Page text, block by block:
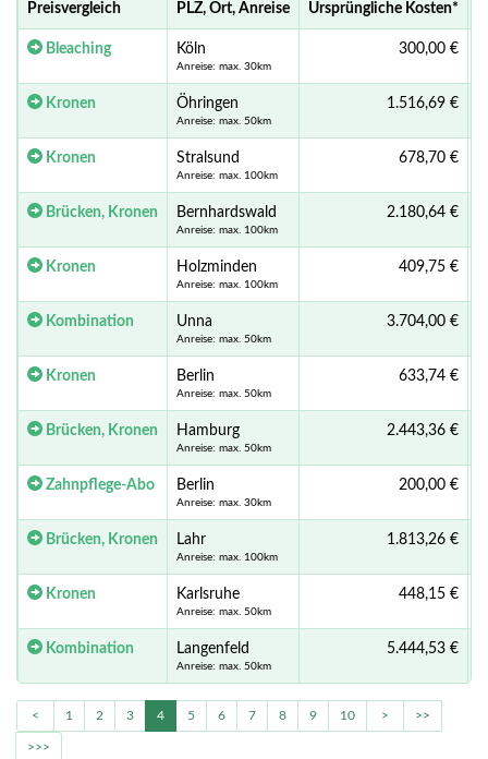
Preisvergleich PLZ, Ort, Anreise Ursprüngliche Kosten*
Bleaching Köln
Anreise: max. 30km
300,00 €
Kronen Öhringen
Anreise: max. 50km
1.516,69 €
Kronen Stralsund
Anreise: max. 100km
678,70 €
Brücken, Kronen Bernhardswald
Anreise: max. 100km
2.180,64 €
Kronen Holzminden
Anreise: max. 100km
409,75 €
Kombination Unna
Anreise: max. 50km
3.704,00 €
Kronen Berlin
Anreise: max. 50km
633,74 €
Brücken, Kronen Hamburg
Anreise: max. 50km
2.443,36 €
Zahnpflege-Abo Berlin
Anreise: max. 30km
200,00 €
Brücken, Kronen Lahr
Anreise: max. 100km
1.813,26 €
Kronen Karlsruhe
Anreise: max. 50km
448,15 €
Kombination Langenfeld
Anreise: max. 50km
5.444,53 €
< 1 2 3 4 5 6 7 8 9 10 > >>
>>>